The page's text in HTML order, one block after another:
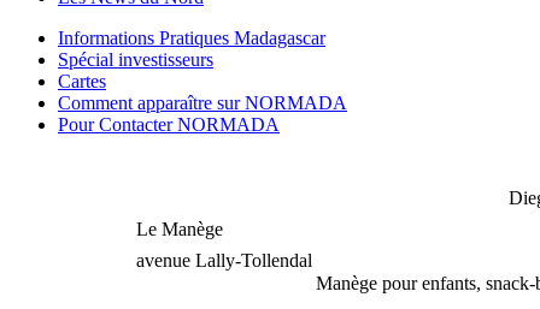
Informations Pratiques Madagascar
Spécial investisseurs
Cartes
Comment apparaître sur NORMADA
Pour Contacter NORMADA
Le Manège
avenue Lally-Tollendal
Manège pour enfants,